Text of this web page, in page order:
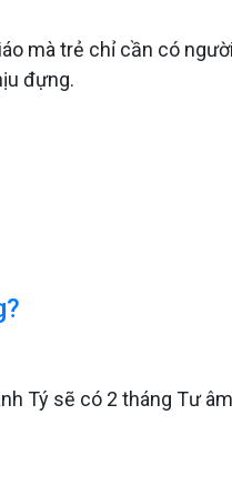
mà trẻ chỉ cần có
đựng.
Tý sẽ có 2 tháng Tư